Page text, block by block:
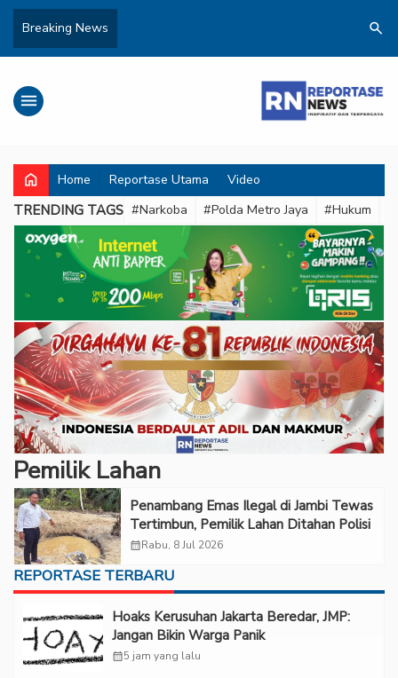
Breaking News search
menu
home Home Reportase Utama Video
TRENDING TAGS #Narkoba #Polda Metro Jaya #Hukum
Pemilik Lahan
Penambang Emas Ilegal di Jambi Tewas
Tertimbun, Pemilik Lahan Ditahan Polisi
calendar_monthRabu, 8 Jul 2026
REPORTASE TERBARU
Hoaks Kerusuhan Jakarta Beredar, JMP:
Jangan Bikin Warga Panik
calendar_month5 jam yang lalu